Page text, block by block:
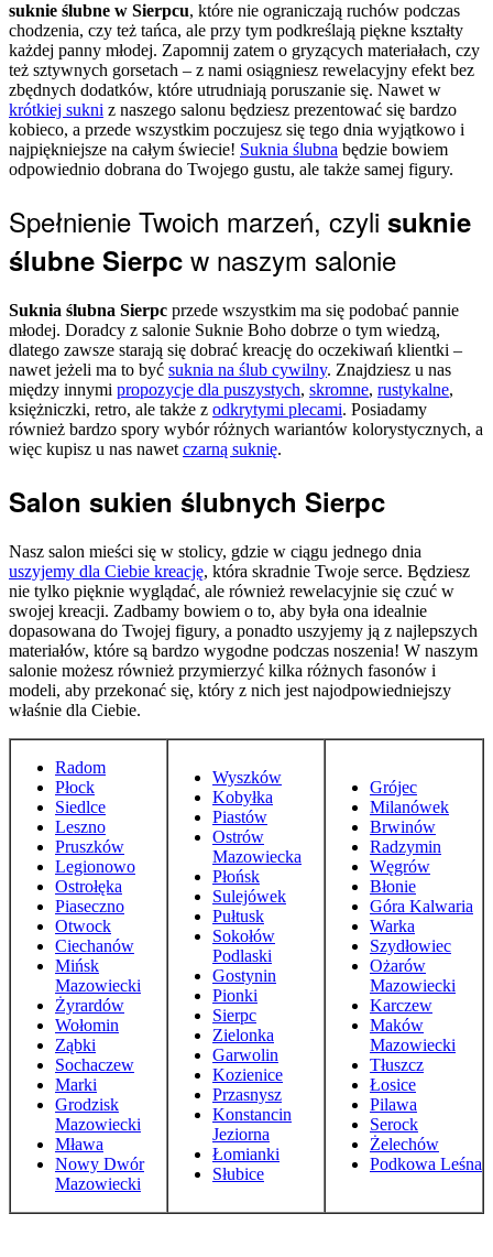
suknie ślubne w Sierpcu, które nie ograniczają ruchów podczas
chodzenia, czy też tańca, ale przy tym podkreślają piękne kształty
każdej panny młodej. Zapomnij zatem o gryzących materiałach, czy
też sztywnych gorsetach – z nami osiągniesz rewelacyjny efekt bez
zbędnych dodatków, które utrudniają poruszanie się. Nawet w
krótkiej sukni z naszego salonu będziesz prezentować się bardzo
kobieco, a przede wszystkim poczujesz się tego dnia wyjątkowo i
najpiękniejsze na całym świecie! Suknia ślubna będzie bowiem
odpowiednio dobrana do Twojego gustu, ale także samej figury.
Spełnienie Twoich marzeń, czyli suknie
ślubne Sierpc w naszym salonie
Suknia ślubna Sierpc przede wszystkim ma się podobać pannie
młodej. Doradcy z salonie Suknie Boho dobrze o tym wiedzą,
dlatego zawsze starają się dobrać kreację do oczekiwań klientki –
nawet jeżeli ma to być suknia na ślub cywilny. Znajdziesz u nas
między innymi propozycje dla puszystych, skromne, rustykalne,
księżniczki, retro, ale także z odkrytymi plecami. Posiadamy
również bardzo spory wybór różnych wariantów kolorystycznych, a
więc kupisz u nas nawet czarną suknię.
Salon sukien ślubnych Sierpc
Nasz salon mieści się w stolicy, gdzie w ciągu jednego dnia
uszyjemy dla Ciebie kreację, która skradnie Twoje serce. Będziesz
nie tylko pięknie wyglądać, ale również rewelacyjnie się czuć w
swojej kreacji. Zadbamy bowiem o to, aby była ona idealnie
dopasowana do Twojej figury, a ponadto uszyjemy ją z najlepszych
materiałów, które są bardzo wygodne podczas noszenia! W naszym
salonie możesz również przymierzyć kilka różnych fasonów i
modeli, aby przekonać się, który z nich jest najodpowiedniejszy
właśnie dla Ciebie.
Radom
Płock
Siedlce
Leszno
Pruszków
Legionowo
Ostrołęka
Piaseczno
Otwock
Ciechanów
Mińsk
Mazowiecki
Żyrardów
Wołomin
Ząbki
Sochaczew
Marki
Grodzisk
Mazowiecki
Mława
Nowy Dwór
Mazowiecki
Wyszków
Kobyłka
Piastów
Ostrów
Mazowiecka
Płońsk
Sulejówek
Pułtusk
Sokołów
Podlaski
Gostynin
Pionki
Sierpc
Zielonka
Garwolin
Kozienice
Przasnysz
Konstancin
Jeziorna
Łomianki
Słubice
Grójec
Milanówek
Brwinów
Radzymin
Węgrów
Błonie
Góra Kalwaria
Warka
Szydłowiec
Ożarów
Mazowiecki
Karczew
Maków
Mazowiecki
Tłuszcz
Łosice
Pilawa
Serock
Żelechów
Podkowa Leśna